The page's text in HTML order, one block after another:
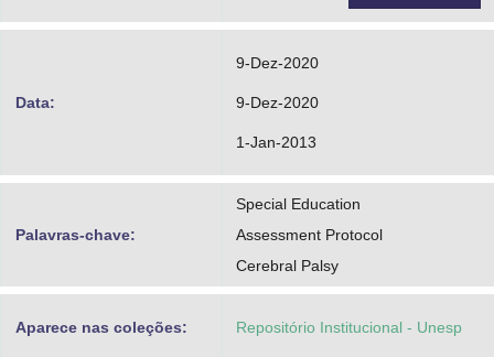
Data:
9-Dez-2020
9-Dez-2020
1-Jan-2013
Palavras-chave:
Special Education
Assessment Protocol
Cerebral Palsy
Aparece nas coleções: Repositório Institucional - Unesp